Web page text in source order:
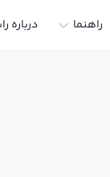
راهنما درباره